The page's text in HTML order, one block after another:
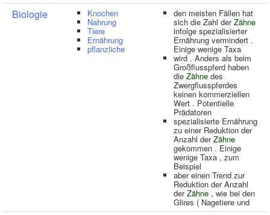
Biologie Knochen
Nahrung
Tiere
Ernährung
pflanzliche
den meisten Fällen hat
sich die Zahl derZähne
infolge spezialisierter
Ernährung vermindert .
Einige wenige Taxa
wird . Anders als beim
Großflusspferd haben
die Zähnedes
Zwergflusspferdes
keinen kommerziellen
Wert . Potentielle
Prädatoren
spezialisierte Ernährung
zu einer Reduktion der
Anzahl derZähne
gekommen . Einige
wenige Taxa , zum
Beispiel
aber einen Trend zur
Reduktion der Anzahl
derZähne , wie bei den
Glires ( Nagetiere und